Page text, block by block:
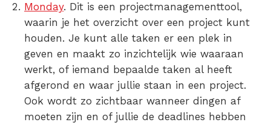
Monday. Dit is een projectmanagementtool,
waarin je het overzicht over een project kunt
houden. Je kunt alle taken er een plek in
geven en maakt zo inzichtelijk wie waaraan
werkt, of iemand bepaalde taken al heeft
afgerond en waar jullie staan in een project.
Ook wordt zo zichtbaar wanneer dingen af
moeten zijn en of jullie de deadlines hebben